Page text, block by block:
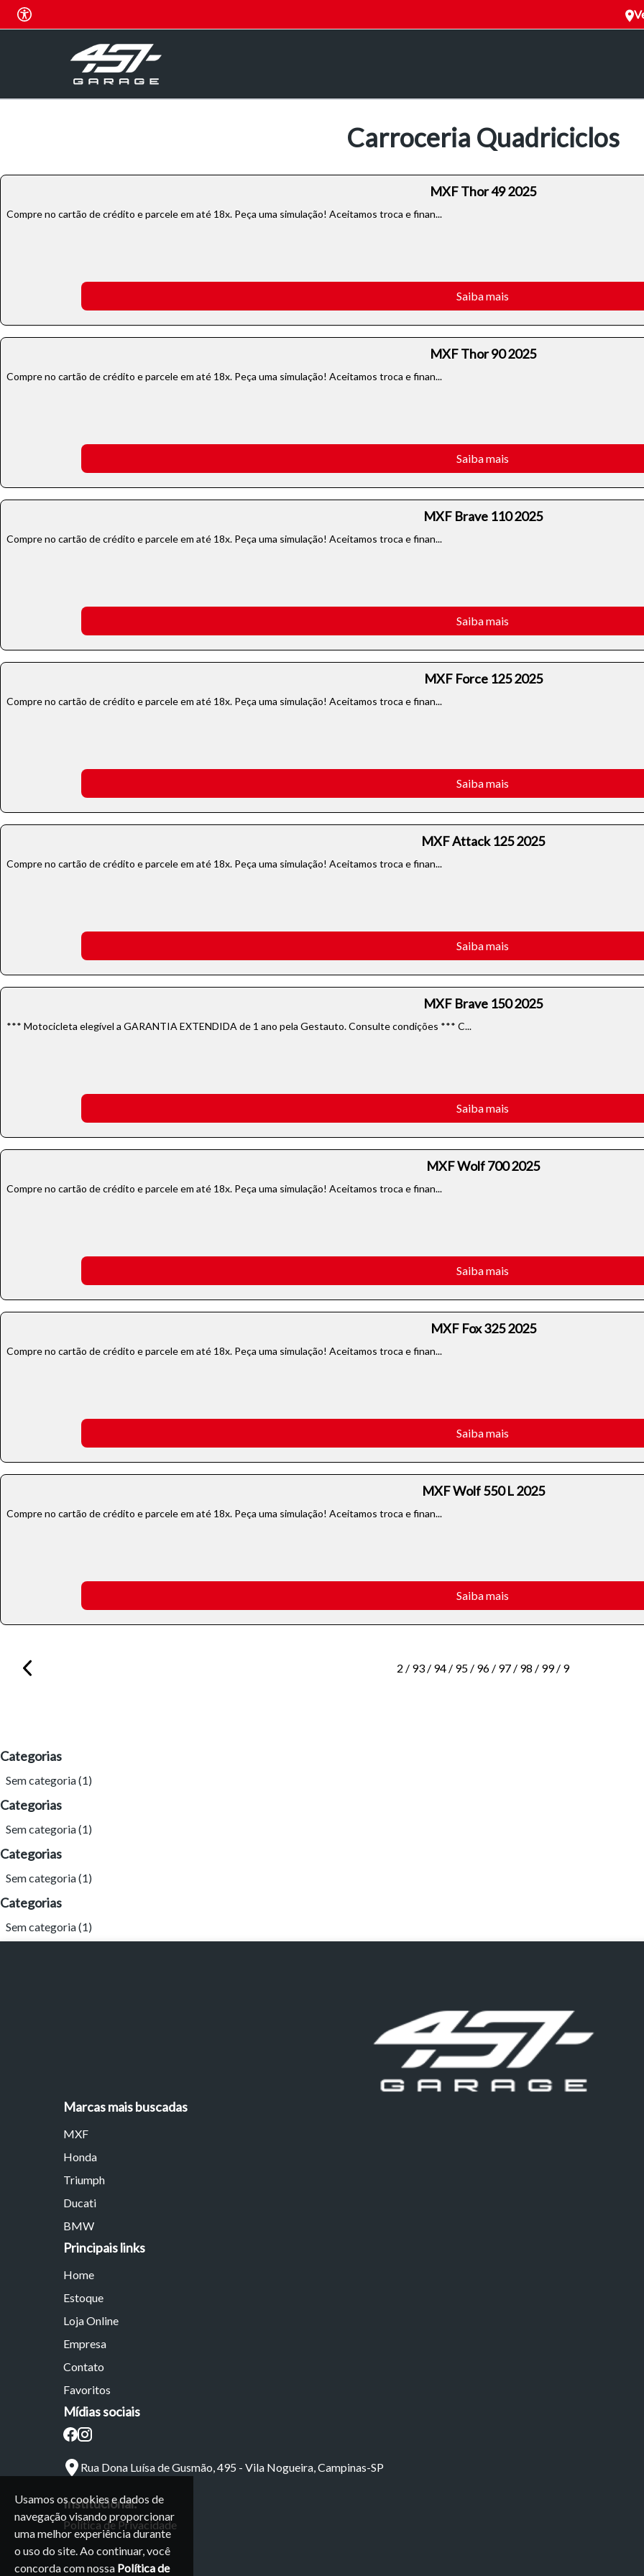
Usamos os cookies e dados de
navegação visando proporcionar
uma melhor experiência durante
o uso do site. Ao continuar, você
concorda com nossa Política de
Tamanho do texto
Para aumentar ou diminuir a fonte em nosso site, utilize os atalhos Ctrl+
Carroceria Quadriciclos
MXF Thor 49 2025
Compre no cartão de crédito e parcele em até 18x. Peça uma simulação! Aceitamos troca e finan...
Saiba mais
MXF Thor 90 2025
Compre no cartão de crédito e parcele em até 18x. Peça uma simulação! Aceitamos troca e finan...
Saiba mais
MXF Brave 110 2025
Compre no cartão de crédito e parcele em até 18x. Peça uma simulação! Aceitamos troca e finan...
Saiba mais
MXF Force 125 2025
Compre no cartão de crédito e parcele em até 18x. Peça uma simulação! Aceitamos troca e finan...
Saiba mais
MXF Attack 125 2025
Compre no cartão de crédito e parcele em até 18x. Peça uma simulação! Aceitamos troca e finan...
Saiba mais
MXF Brave 150 2025
*** Motocicleta elegível a GARANTIA EXTENDIDA de 1 ano pela Gestauto. Consulte condições *** C...
Saiba mais
MXF Wolf 700 2025
Compre no cartão de crédito e parcele em até 18x. Peça uma simulação! Aceitamos troca e finan...
Saiba mais
MXF Fox 325 2025
Compre no cartão de crédito e parcele em até 18x. Peça uma simulação! Aceitamos troca e finan...
Saiba mais
MXF Wolf 550 L 2025
Compre no cartão de crédito e parcele em até 18x. Peça uma simulação! Aceitamos troca e finan...
Saiba mais
2 / 93 / 94 / 95 / 96 / 97 / 98 / 99 / 9
Categorias
Sem categoria(1)
Categorias
Sem categoria(1)
Categorias
Sem categoria(1)
Categorias
Sem categoria(1)
Marcas mais buscadas
MXF
Honda
Triumph
Ducati
BMW
Principais links
Home
Estoque
Loja Online
Empresa
Contato
Favoritos
Mídias sociais
Rua Dona Luísa de Gusmão, 495 - Vila Nogueira, Campinas-SP
Institucional:
Política de Privacidade